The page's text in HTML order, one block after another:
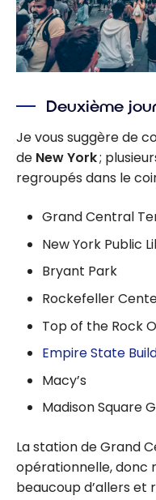
Deuxième
Je vous suggère de
de New York;
regroupés dans le
Grand Central
New York Public
Bryant Park
Rockefeller
Top of the Rock
Empire State
Macy’s
Madison Square
La station de Grand
opérationnelle, donc
beaucoup d’allers et